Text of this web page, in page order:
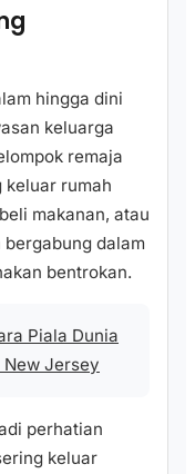
hingga dini
keluarga
remaja
keluar rumah
makanan, atau
dalam
bentrokan.
Piala Dunia
Jersey
perhatian
keluar